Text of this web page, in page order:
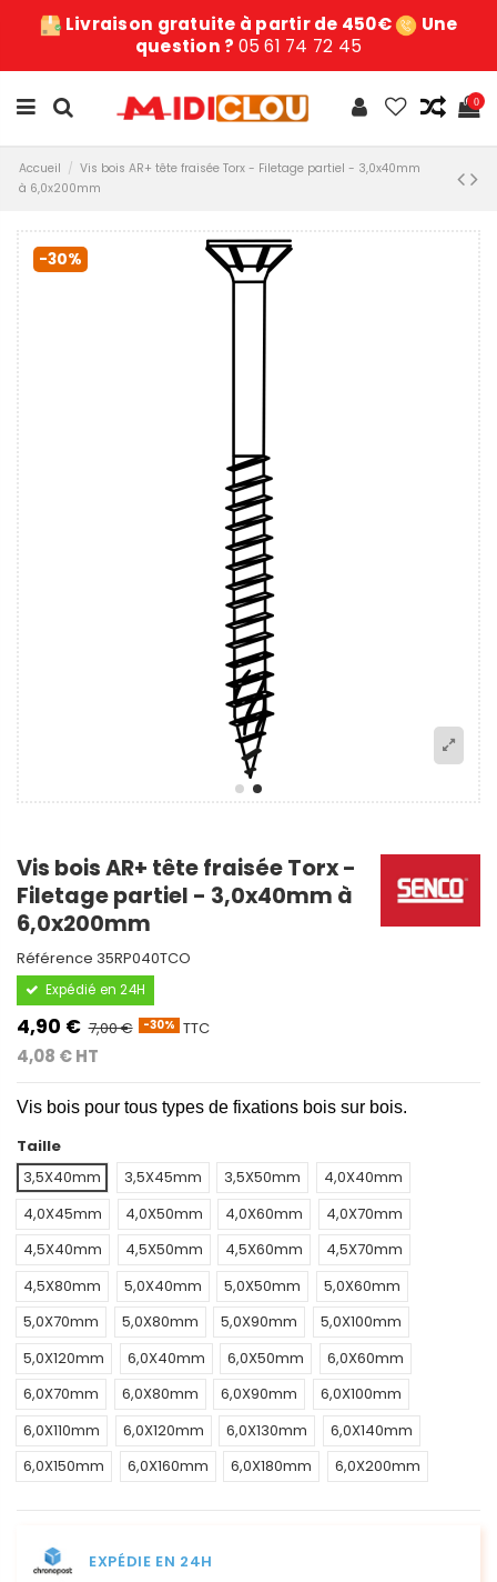
Livraison gratuite à partir de 450€
Une
question ? 05 61 74 72 45
0
Accueil
Vis bois AR+ tête fraisée Torx - Filetage partiel - 3,0x40mm
à 6,0x200mm
-30%
Vis bois AR+ tête fraisée Torx -
Filetage partiel - 3,0x40mm à
6,0x200mm
Référence 35RP040TCO
Expédié en 24H
4,90 € 7,00 € -30% TTC
4,08 € HT
Vis bois pour tous types de fixations bois sur bois.
Taille
3,5X40mm
3,5X45mm 3,5X50mm
4,0X40mm
4,0X45mm
4,0X50mm 4,0X60mm
4,0X70mm
4,5X40mm
4,5X50mm 4,5X60mm
4,5X70mm
4,5X80mm
5,0X40mm 5,0X50mm
5,0X60mm
5,0X70mm
5,0X80mm 5,0X90mm
5,0X100mm
5,0X120mm
6,0X40mm 6,0X50mm
6,0X60mm
6,0X70mm
6,0X80mm 6,0X90mm
6,0X100mm
6,0X110mm
6,0X120mm 6,0X130mm
6,0X140mm
6,0X150mm
6,0X160mm 6,0X180mm 6,0X200mm
EXPÉDIE EN 24H